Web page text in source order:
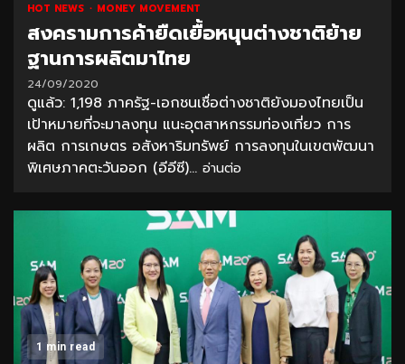
HOT NEWS MONEY MOVEMENT
สงครามการค้ายืดเยื้อหนุนต่างชาติย้าย
ฐานการผลิตมาไทย
24/09/2020
ดูแล้ว: 1,198 ภาครัฐ-เอกชนเชื่อต่างชาติยังมองไทยเป็น
เป้าหมายที่จะมาลงทุน แนะอุตสาหกรรมท่องเที่ยว การ
ผลิต การเกษตร อสังหาริมทรัพย์ การลงทุนในเขตพัฒนา
พิเศษภาคตะวันออก (อีอีซี)... อ่านต่อ
1 min read